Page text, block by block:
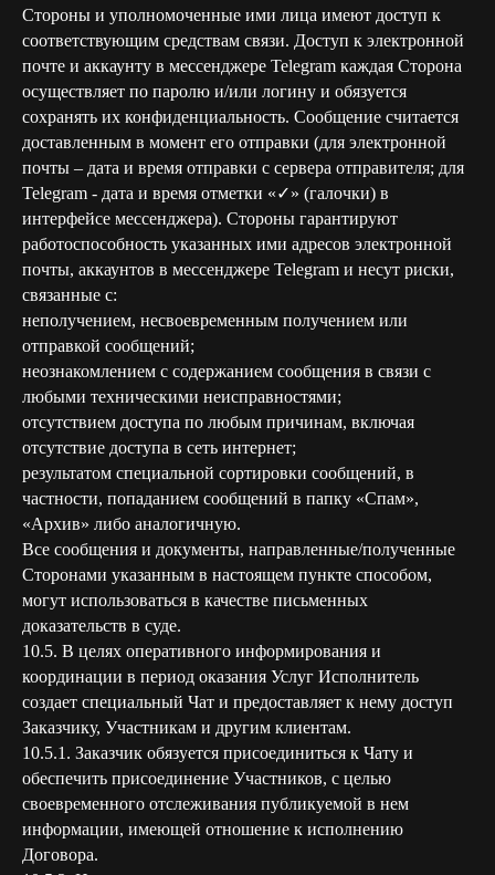
Стороны и уполномоченные ими лица имеют доступ к
соответствующим средствам связи. Доступ к электронной
почте и аккаунту в мессенджере Telegram каждая Сторона
осуществляет по паролю и/или логину и обязуется
сохранять их конфиденциальность. Сообщение считается
доставленным в момент его отправки (для электронной
почты – дата и время отправки с сервера отправителя; для
Telegram - дата и время отметки «✓» (галочки) в
интерфейсе мессенджера). Стороны гарантируют
работоспособность указанных ими адресов электронной
почты, аккаунтов в мессенджере Telegram и несут риски,
связанные с:
неполучением, несвоевременным получением или
отправкой сообщений;
неознакомлением с содержанием сообщения в связи с
любыми техническими неисправностями;
отсутствием доступа по любым причинам, включая
отсутствие доступа в сеть интернет;
результатом специальной сортировки сообщений, в
частности, попаданием сообщений в папку «Спам»,
«Архив» либо аналогичную.
Все сообщения и документы, направленные/полученные
Сторонами указанным в настоящем пункте способом,
могут использоваться в качестве письменных
доказательств в суде.
10.5. В целях оперативного информирования и
координации в период оказания Услуг Исполнитель
создает специальный Чат и предоставляет к нему доступ
Заказчику, Участникам и другим клиентам.
10.5.1. Заказчик обязуется присоединиться к Чату и
обеспечить присоединение Участников, с целью
своевременного отслеживания публикуемой в нем
информации, имеющей отношение к исполнению
Договора.